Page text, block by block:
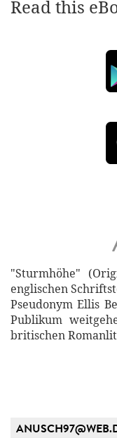
Read this
"Sturmhöhe"
englischen
Pseudonym Ellis
Publikum
britischen